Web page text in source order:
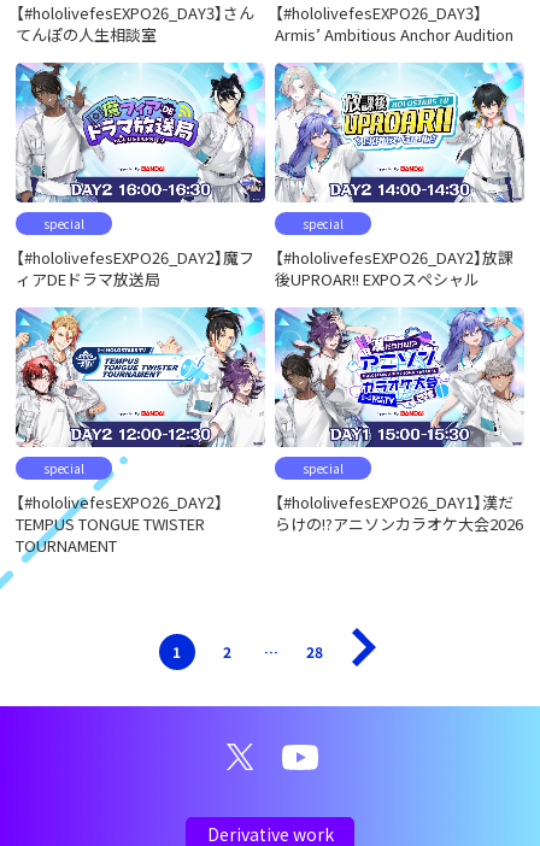
【#hololivefesEXPO26_DAY3】さん
てんぽの人生相談室
【#hololivefesEXPO26_DAY3】
Armis’ Ambitious Anchor Audition
special
【#hololivefesEXPO26_DAY2】魔フ
ィアDEドラマ放送局
special
【#hololivefesEXPO26_DAY2】放課
後UPROAR!! EXPOスペシャル
special
【#hololivefesEXPO26_DAY2】
TEMPUS TONGUE TWISTER
TOURNAMENT
special
【#hololivefesEXPO26_DAY1】漢だ
らけの!?アニソンカラオケ大会2026
1 2 … 28
Derivative work